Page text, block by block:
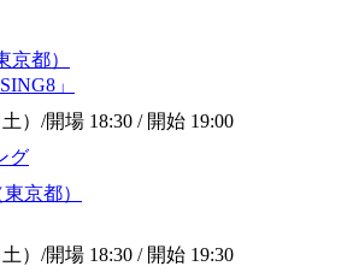
京都）
」
） /開場 18:30 / 開始 19:00
グ
京都）
） /開場 18:30 / 開始 19:30